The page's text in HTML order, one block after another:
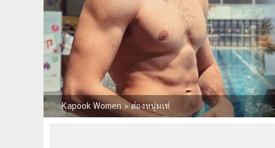
Kapook Women>ส่องหนุ่มเท่